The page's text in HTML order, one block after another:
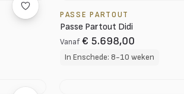
PASSE PARTOUT
Passe Partout Didi
Vanaf € 5.698,00
In Enschede: 8-10 weken